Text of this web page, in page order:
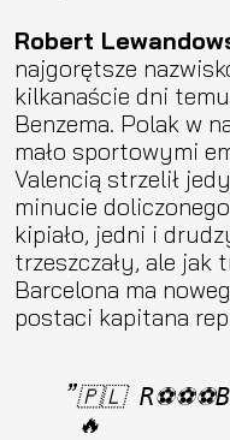
Robert
najgorętsze
kilkanaście dni temu
Benzema. Polak w
mało sportowymi
Valencią strzelił
minucie
kipiało, jedni i
trzeszczały, ale jak
Barcelona ma
postaci kapitana
🇵🇱
🔥